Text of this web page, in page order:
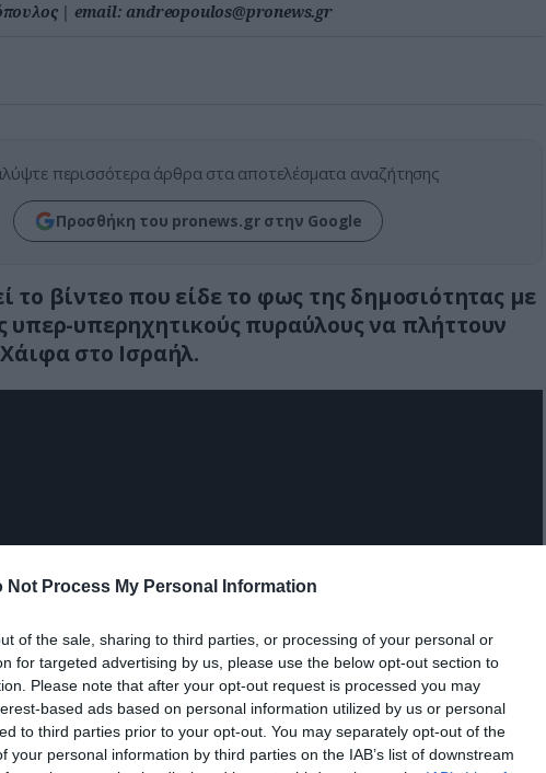
Not Process My Personal Information
of the sale, sharing to third parties, or processing of your personal or
for targeted advertising by us, please use the below opt-out section to
Please note that after your opt-out request is processed you may
based ads based on personal information utilized by us or personal
to third parties prior to your opt-out. You may separately opt-out of the
your personal information by third parties on the IAB’s list of downstream
| email:andreopoulos@pronews.gr
περισσότερα άρθρα στα αποτελέσματα αναζήτησης
Προσθήκη του pronews.gr στην Google
το βίντεο που είδε το φως της δημοσιότητας με
υπερ-υπερηχητικούς πυραύλους να πλήττουν
στο Ισραήλ.